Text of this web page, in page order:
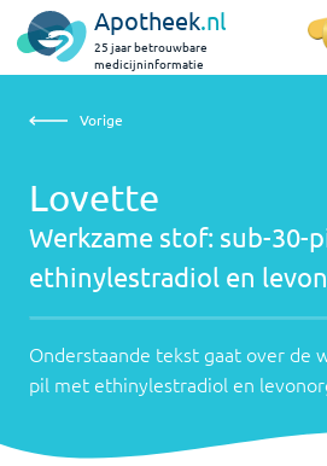
Apotheek.nl
25 jaar betrouwbare
medicijninformatie
Werkzame
stof:
sub-
30-
Onderstaande
over
stof
Vorige
Lovette
Werkzame stof: sub-30-
ethinylestradiol en
Onderstaande tekst gaat over de
pil met ethinylestradiol en